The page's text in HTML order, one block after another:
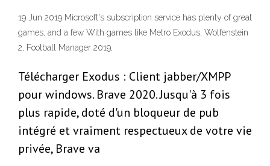
19 Jun 2019 Microsoft's subscription service has plenty of great
games, and a few With games like Metro Exodus, Wolfenstein
2, Football Manager 2019,
Télécharger Exodus : Client jabber/XMPP
pour windows. Brave 2020. Jusqu'à 3 fois
plus rapide, doté d'un bloqueur de pub
intégré et vraiment respectueux de votre vie
privée, Brave va